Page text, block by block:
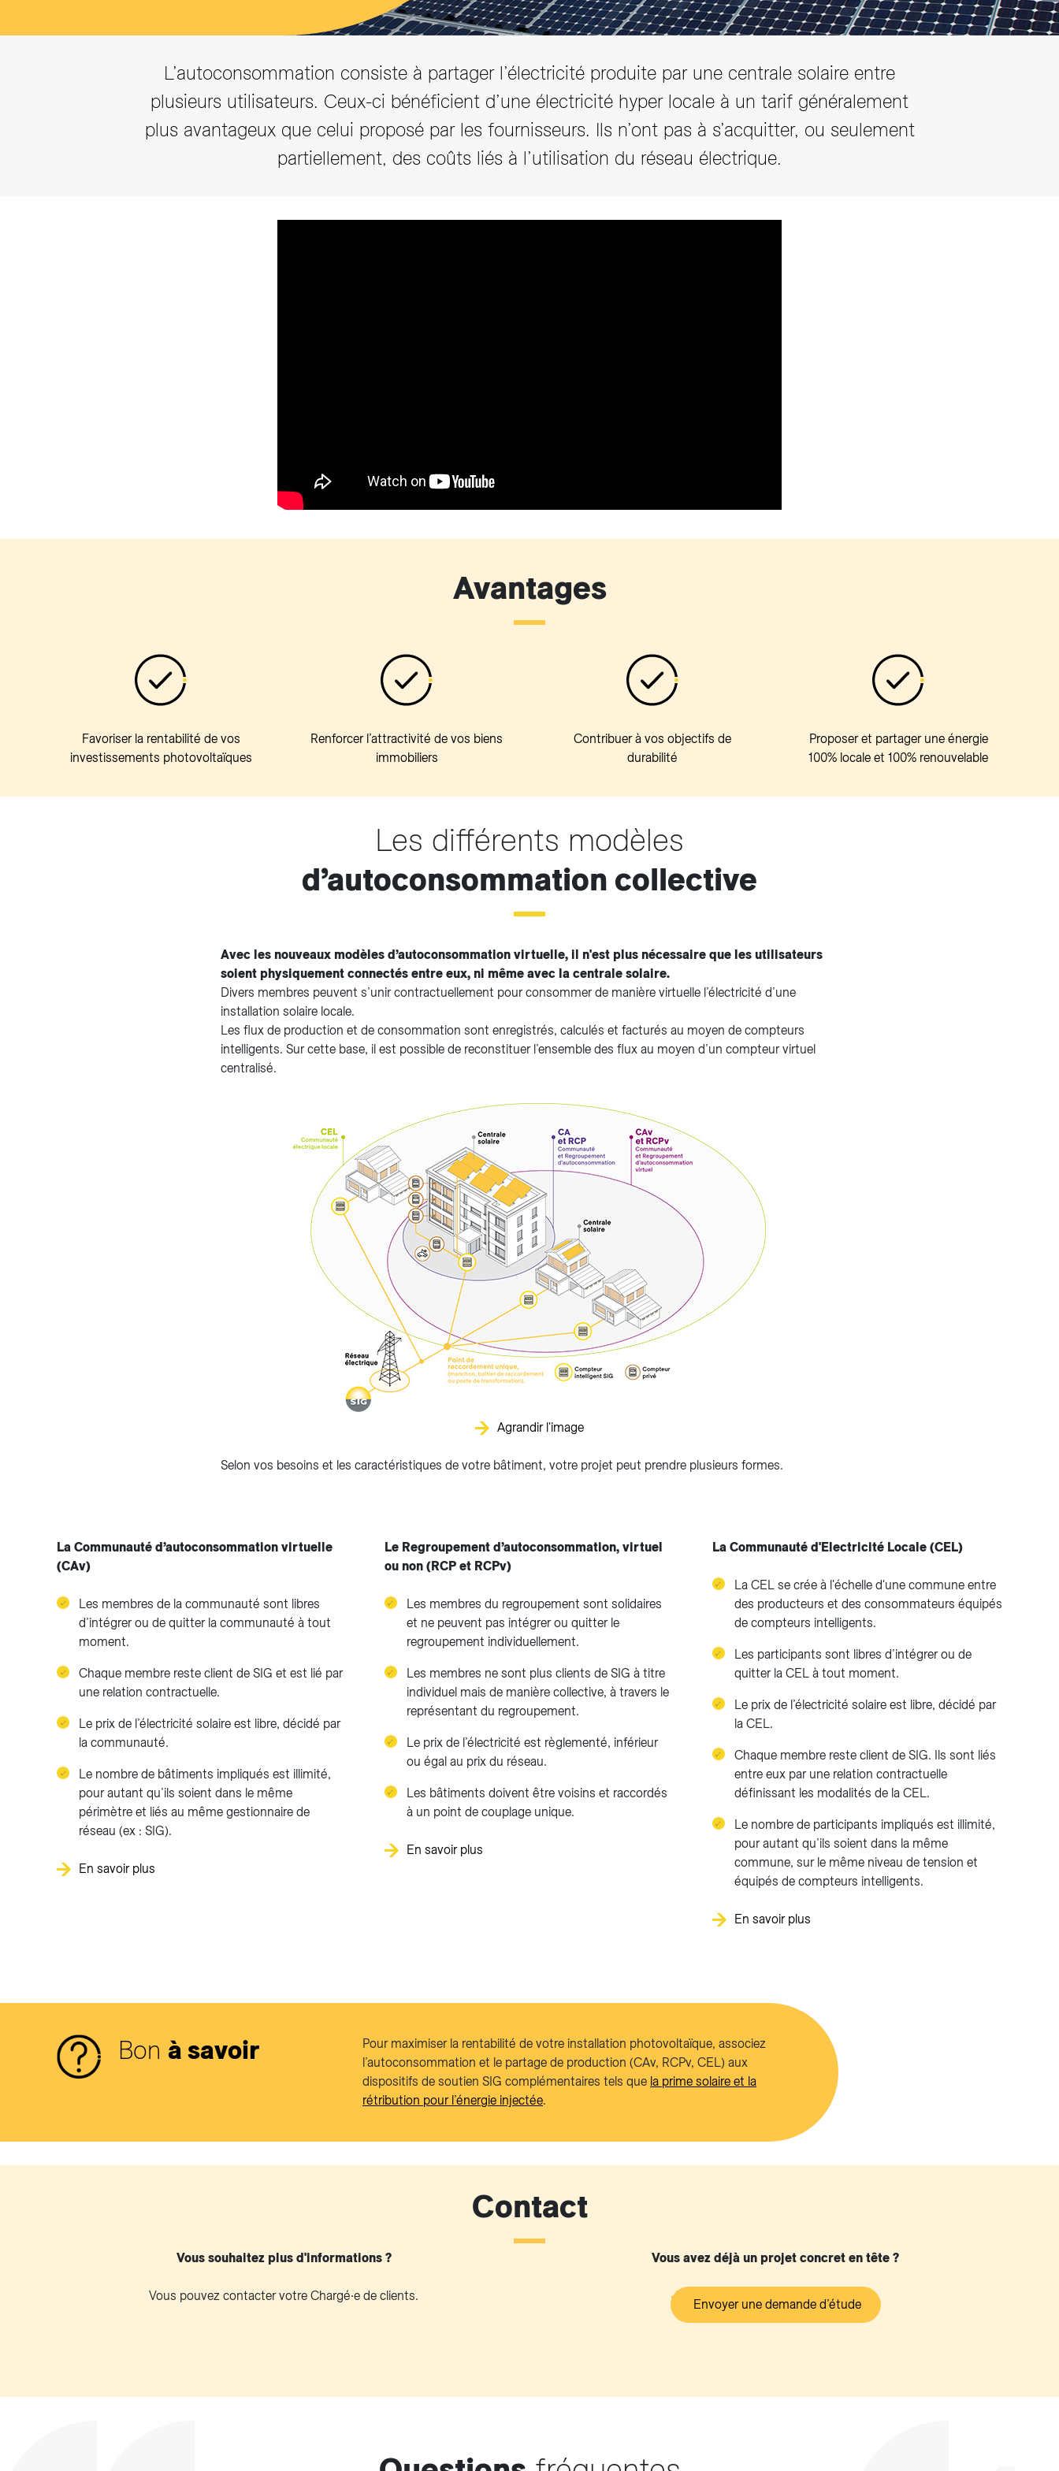
L’autoconsommation consiste à partager l’électricité produite par une centrale solaire entre
plusieurs utilisateurs. Ceux-ci bénéficient d’une électricité hyper locale à un tarif généralement
plus avantageux que celui proposé par les fournisseurs. Ils n’ont pas à s’acquitter, ou seulement
partiellement, des coûts liés à l’utilisation du réseau électrique.
Avantages
Favoriser la rentabilité de vos
investissements photovoltaïques
Renforcer l’attractivité de vos biens
immobiliers
Contribuer à vos objectifs de
durabilité
Proposer et partager une énergie
100% locale et 100% renouvelable
Les différents modèles
d’autoconsommation collective
Avec les nouveaux modèles d’autoconsommation virtuelle, il n'est plus nécessaire que les utilisateurs
soient physiquement connectés entre eux, ni même avec la centrale solaire.
Divers membres peuvent s’unir contractuellement pour consommer de manière virtuelle l’électricité d’une
installation solaire locale.
Les flux de production et de consommation sont enregistrés, calculés et facturés au moyen de compteurs
intelligents. Sur cette base, il est possible de reconstituer l’ensemble des flux au moyen d’un compteur virtuel
centralisé.
Agrandir l'image
Selon vos besoins et les caractéristiques de votre bâtiment, votre projet peut prendre plusieurs formes.
La Communauté d’autoconsommation virtuelle
(CAv)
Les membres de la communauté sont libres
d’intégrer ou de quitter la communauté à tout
moment.
Chaque membre reste client de SIG et est lié par
une relation contractuelle.
Le prix de l’électricité solaire est libre, décidé par
la communauté.
Le nombre de bâtiments impliqués est illimité,
pour autant qu’ils soient dans le même
périmètre et liés au même gestionnaire de
réseau (ex : SIG).
En savoir plus
Le Regroupement d’autoconsommation, virtuel
ou non (RCP et RCPv)
Les membres du regroupement sont solidaires
et ne peuvent pas intégrer ou quitter le
regroupement individuellement.
Les membres ne sont plus clients de SIG à titre
individuel mais de manière collective, à travers le
représentant du regroupement.
Le prix de l’électricité est règlementé, inférieur
ou égal au prix du réseau.
Les bâtiments doivent être voisins et raccordés
à un point de couplage unique.
En savoir plus
La Communauté d'Electricité Locale (CEL)
La CEL se crée à l'échelle d'une commune entre
des producteurs et des consommateurs équipés
de compteurs intelligents.
Les participants sont libres d’intégrer ou de
quitter la CEL à tout moment.
Le prix de l’électricité solaire est libre, décidé par
la CEL.
Chaque membre reste client de SIG. Ils sont liés
entre eux par une relation contractuelle
définissant les modalités de la CEL.
Le nombre de participants impliqués est illimité,
pour autant qu’ils soient dans la même
commune, sur le même niveau de tension et
équipés de compteurs intelligents.
En savoir plus
Bon à savoir
Pour maximiser la rentabilité de votre installation photovoltaïque, associez
l’autoconsommation et le partage de production (CAv, RCPv, CEL) aux
dispositifs de soutien SIG complémentaires tels que la prime solaire et la
rétribution pour l’énergie injectée.
Contact
Vous souhaitez plus d'informations ?
Vous pouvez contacter votre Chargé∙e de clients.
Vous avez déjà un projet concret en tête ?
Envoyer une demande d’étude